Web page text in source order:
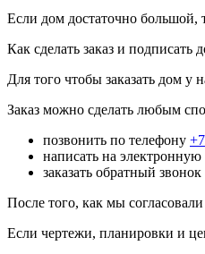
Если дом достаточно большой,
Как сделать заказ и подписать
Для того чтобы заказать дом у
Заказ можно сделать любым
позвонить по телефону
написать на электронную
заказать обратный
После того, как мы
Если чертежи, планировки и